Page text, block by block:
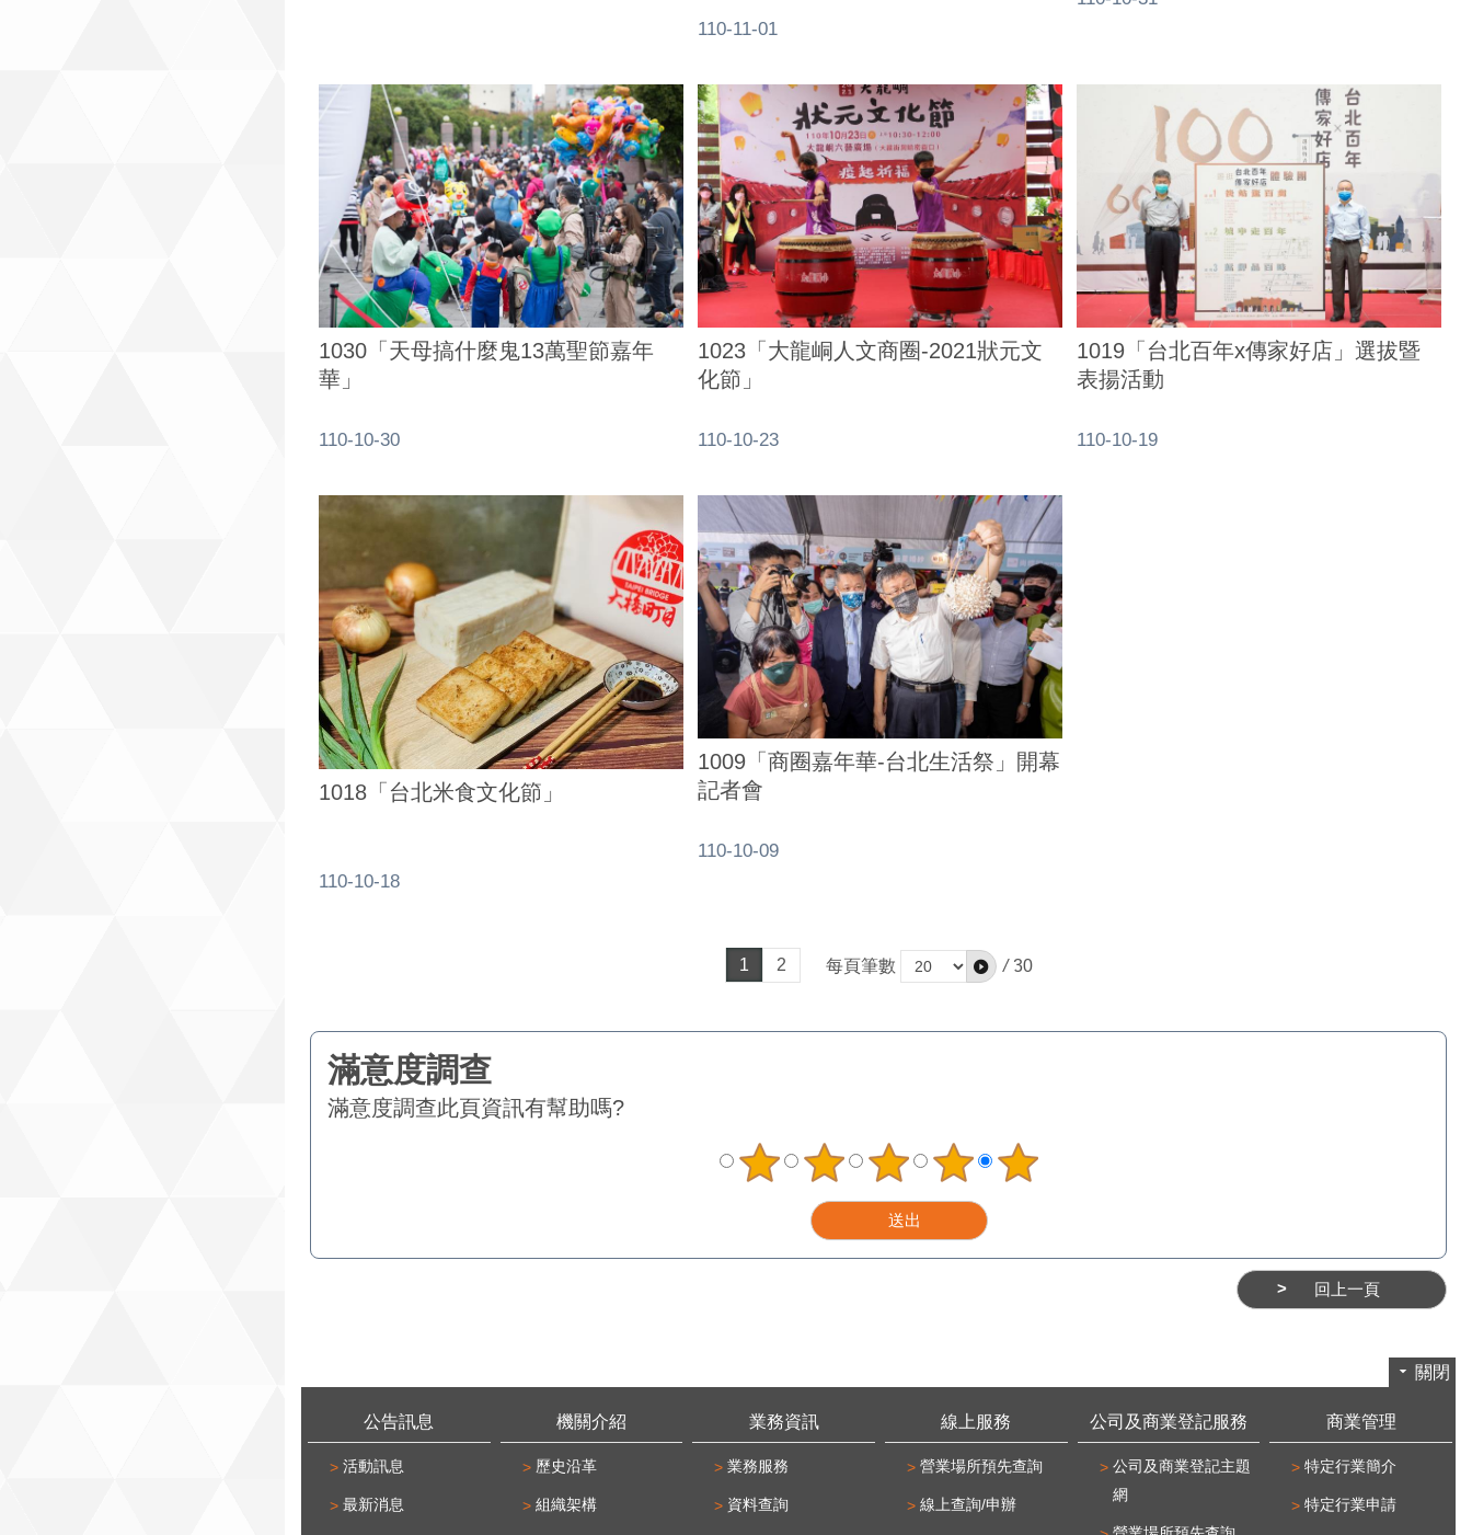
110-11-01
1030「天母搞什麼鬼13萬聖節嘉年
華」
110-10-30
1023「大龍峒人文商圈-2021狀元文
化節」
110-10-23
1019「台北百年x傳家好店」選拔暨
表揚活動
110-10-19
1018「台北米食文化節」
110-10-18
1009「商圈嘉年華-台北生活祭」開幕
記者會
110-10-09
1 2 每頁筆數 / 30
滿意度調查此頁資訊有幫助嗎?
回上一頁
關閉
公告訊息
活動訊息
最新消息
機關介紹
歷史沿革
組織架構
業務資訊
業務服務
資料查詢
線上服務
營業場所預先查詢
線上查詢/申辦
公司及商業登記服務
公司及商業登記主題
網
商業管理
特定行業簡介
特定行業申請